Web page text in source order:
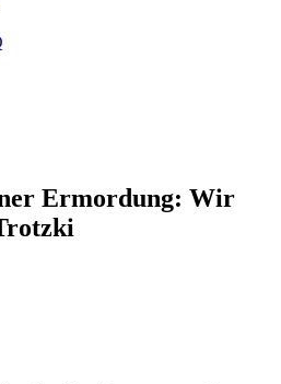
Ermordung: Wir